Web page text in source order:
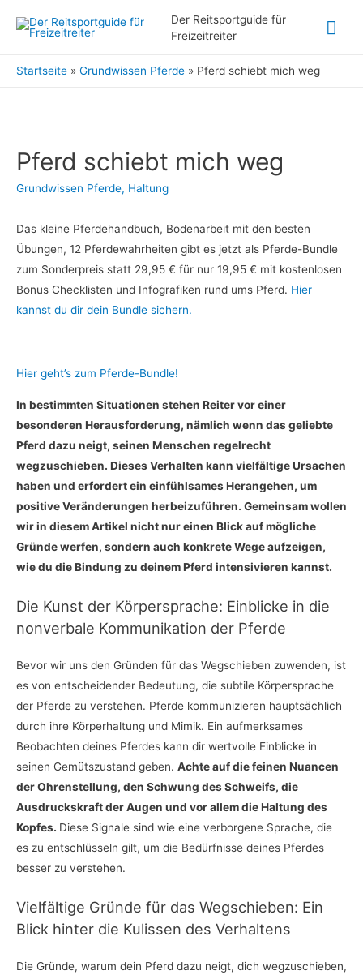
Der Reitsportguide für
Freizeitreiter
Startseite Grundwissen Pferde Pferd schiebt mich weg
Pferd schiebt mich weg
Grundwissen Pferde, Haltung
Das kleine Pferdehandbuch, Bodenarbeit mit den besten
Übungen, 12 Pferdewahrheiten gibt es jetzt als Pferde-Bundle
zum Sonderpreis statt 29,95 € für nur 19,95 € mit kostenlosen
Bonus Checklisten und Infografiken rund ums Pferd. Hier
kannst du dir dein Bundle sichern.
Hier geht’s zum Pferde-Bundle!
In bestimmten Situationen stehen Reiter vor einer
besonderen Herausforderung, nämlich wenn das geliebte
Pferd dazu neigt, seinen Menschen regelrecht
wegzuschieben. Dieses Verhalten kann vielfältige Ursachen
haben und erfordert ein einfühlsames Herangehen, um
positive Veränderungen herbeizuführen. Gemeinsam wollen
wir in diesem Artikel nicht nur einen Blick auf mögliche
Gründe werfen, sondern auch konkrete Wege aufzeigen,
wie du die Bindung zu deinem Pferd intensivieren kannst.
Die Kunst der Körpersprache: Einblicke in die
nonverbale Kommunikation der Pferde
Bevor wir uns den Gründen für das Wegschieben zuwenden, ist
es von entscheidender Bedeutung, die subtile Körpersprache
der Pferde zu verstehen. Pferde kommunizieren hauptsächlich
durch ihre Körperhaltung und Mimik. Ein aufmerksames
Beobachten deines Pferdes kann dir wertvolle Einblicke in
seinen Gemütszustand geben. Achte auf die feinen Nuancen
der Ohrenstellung, den Schwung des Schweifs, die
Ausdruckskraft der Augen und vor allem die Haltung des
Kopfes. Diese Signale sind wie eine verborgene Sprache, die
es zu entschlüsseln gilt, um die Bedürfnisse deines Pferdes
besser zu verstehen.
Vielfältige Gründe für das Wegschieben: Ein
Blick hinter die Kulissen des Verhaltens
Die Gründe, warum dein Pferd dazu neigt, dich wegzuschieben,